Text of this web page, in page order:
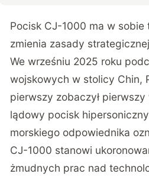
Pocisk CJ-1000 ma w sobie
zmienia zasady
We wrześniu 2025 roku
wojskowych w stolicy Chin,
pierwszy zobaczył pierwszy
lądowy pocisk
morskiego odpowiednika
CJ-1000 stanowi
żmudnych prac nad